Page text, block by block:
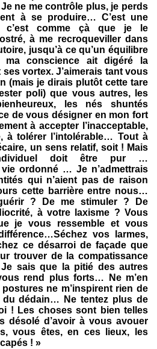
ne me contrôle plus, je perds
à se produire… C’est une
c’est comme çà que je le
à me recroqueviller dans
jusqu’à ce qu’un équilibre
conscience ait digéré la
vortex. J’aimerais tant vous
(mais je dirais plutôt cette tare
poli) que vous autres, les
les nés shuntés
de vous désigner en mon fort
à accepter l’inacceptable,
à tolérer l’intolérable… Tout à
un sens relatif, soit ! Mais
doit être pur …
vie ordonné … Je n’admettrais
qui n’aient pas de raison
cette barrière entre nous…
? De me stimuler ? De
à votre laxisme ? Vous
je vous ressemble et vous
vos larmes,
ce désarroi de façade que
trouver de la compatissance
sais que la pitié des autres
rend plus forts… Ne m’en
ne m’inspirent rien de
dédain… Ne tentez plus de
! Les choses sont bien telles
désolé d’avoir à vous avouer
vous êtes, en ces lieux, les
! »